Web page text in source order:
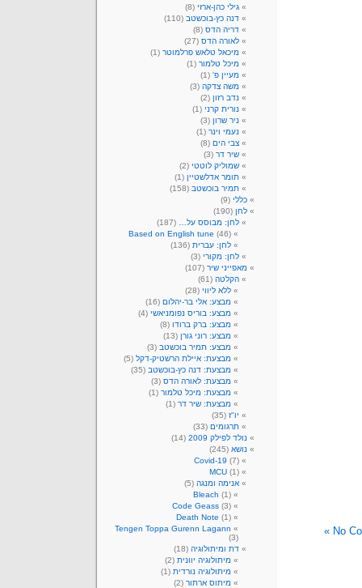
No
גילי כהן-ארזי (8)
דנה כץ-בוכשטב (110)
דריה הדס (8)
לאורה הדס (27)
מיכאל טלאש פרלמוטר (1)
מיכל טלמור (1)
מעיין פ' (1)
משה צדקה (3)
נדב רזון (2)
נורית קרני (1)
ניר שרון (3)
נעמי וינר (1)
צבי הים (8)
שיר דר (3)
שמוליק לוטטי (2)
תומר אדלשטיין (1)
תמיר בוכשטב (158)
כללי (9)
לחן (190)
לחן: מבוסס על…
(187)
Based on English tune (46)
לחן: עברית (136)
לחן: מקורי (3)
מאפייני שיר (107)
הקלטה (61)
ללא ליווי (28)
מבצע: אלי בר-יהלום (16)
מבצע: בוריס נפומניאשי (4)
מבצע: ברק ברודו (8)
מבצע: רוני גורן (13)
מבצע: תמיר בוכשטב (3)
מבצעת: איילת הרשטיק-דקל (5)
מבצעת: דנה כץ-בוכשטב (35)
מבצעת: לאורה הדס (3)
מבצעת: מיכל טלמור (1)
מבצעת: שיר דר (1)
יו"ז (35)
תרגומים (33)
נולד לפילק 2009
(14)
נושא (245)
Covid-19 (7)
MCU (1)
אנימה ומנגה (5)
Bleach (1)
Code Geass (3)
Death Note (1)
Tengen Toppa Gurenn Lagann
(3)
דת ומיתולוגיה (18)
מיתולוגיה יוונית (2)
מיתולוגיה נורדית (1)
מיתוס ארתור (2)